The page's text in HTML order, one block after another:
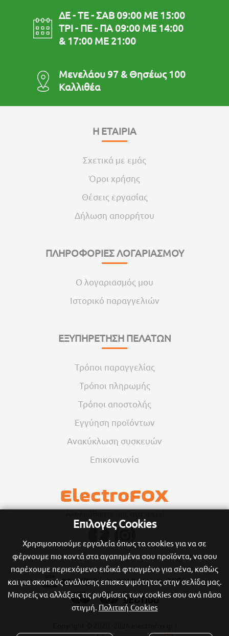
ΔΕ - ΤΕ - ΣΑΒ 09:00 ΜΕ 15:00
ΤΡΙ - ΠΕ - ΠΑ 09:00 ΜΕ 14:00
& 17:00 ΜΕ 21:00
Μενελάου 97 & Θησέως 100
Καλλιθέα
Η ΕΤΑΙΡΙΑ
Σχετικά με εμάς
Όροι χρήσης
Θέσεις εργασίας
Δήλωση απορρήτου
ΠΛΗΡΟΦΟΡΙΕΣ ΛΟΓΑΡΙΑΣΜΟΥ
Ο λογαριασμός μου
Ιστορικό παραγγελιών
ΕΞΥΠΗΡΕΤΗΣΗ ΠΕΛΑΤΩΝ
Τρόποι παραγγελίας
Τρόποι πληρωμής
Τρόποι αποστολής
Εγγύηση προϊόντων
Ανακύκλωση συσκευών
Επικοινωνία
Επιλογές Cookies
Χρησιμοποιούμε εργαλεία όπως τα cookies για να σε
φέρνουμε πιο κοντά στα αγαπημένα σου προϊόντα, να σου
παρέχουμε περιεχόμενο ειδικά φτιαγμένο για σένα, καθώς
και για σκοπούς ανάλυσης επισκεψιμότητας στην σελίδα μας.
Μπορείς να αλλάξεις τις ρυθμίσεις των cookies σου ανά πάσα
στιγμή. Πολιτική Cookies